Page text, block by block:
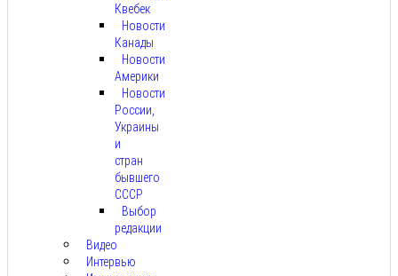
Квебек
Новости
Канады
Новости
Америки
Новости
России,
Украины
и
стран
бывшего
СССР
Выбор
редакции
Видео
Интервью